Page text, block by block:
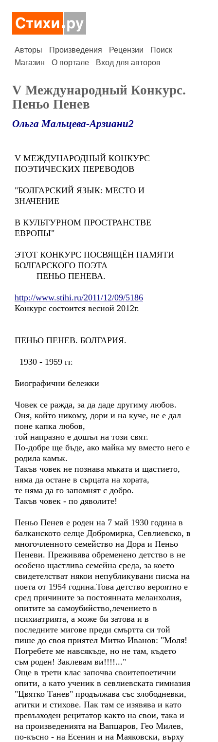
Авторы Произведения Рецензии
Поиск
Магазин
О портале Вход для авторов
V Международный Конкурс.
Пеньо Пенев
Ольга Мальцева-Арзиани2
V МЕЖДУНАРОДНЫЙ КОНКУРС
ПОЭТИЧЕСКИХ ПЕРЕВОДОВ
"БОЛГАРСКИЙ ЯЗЫК: МЕСТО И
ЗНАЧЕНИЕ
В КУЛЬТУРНОМ ПРОСТРАНСТВЕ
ЕВРОПЫ"
ЭТОТ КОНКУРС ПОСВЯЩЁН ПАМЯТИ
БОЛГАРСКОГО ПОЭТА
ПЕНЬО ПЕНЕВА.
http://www.stihi.ru/2011/12/09/5186
Конкурс состоится весной 2012г.
ПЕНЬО ПЕНЕВ. БОЛГАРИЯ.
1930 - 1959 гг.
Биографични бележки
Човек се ражда, за да даде другиму любов.
Оня, който никому, дори и на куче, не е дал
поне капка любов,
той напразно е дошъл на този свят.
По-добре ще бъде, ако майка му вместо него е
родила камък.
Такъв човек не познава мъката и щастието,
няма да остане в сърцата на хората,
те няма да го запомнят с добро.
Такъв човек - по дяволите!
Пеньо Пенев е роден на 7 май 1930 година в
балканското селце Добромирка, Севлиевско, в
многочленното семейство на Дора и Пеньо
Пеневи. Преживява обременено детство в не
особено щастлива семейна среда, за което
свидетелстват някои непубликувани писма на
поета от 1954 година.Това детство вероятно е
сред причините за постоянната меланхолия,
опитите за самоубийство,лечението в
психиатрията, а може би затова и в
последните мигове преди смъртта си той
пише до своя приятел Митко Иванов: "Моля!
Погребете ме навсякъде, но не там, където
съм роден! Заклевам ви!!!!..."
Още в трети клас започва своитепоетични
опити, а като ученик в севлиевската гимназия
"Цвятко Танев" продължава със злободневки,
агитки и стихове. Пак там се изявява и като
превъзходен рецитатор както на свои, така и
на произведенията на Вапцаров, Гео Милев,
по-късно - на Есенин и на Маяковски, върху